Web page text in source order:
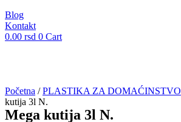
Blog
Kontakt
0.00 rsd 0 Cart
Početna /PLASTIKA ZA DOMAĆINSTVO
kutija 3l N.
Mega kutija 3l N.